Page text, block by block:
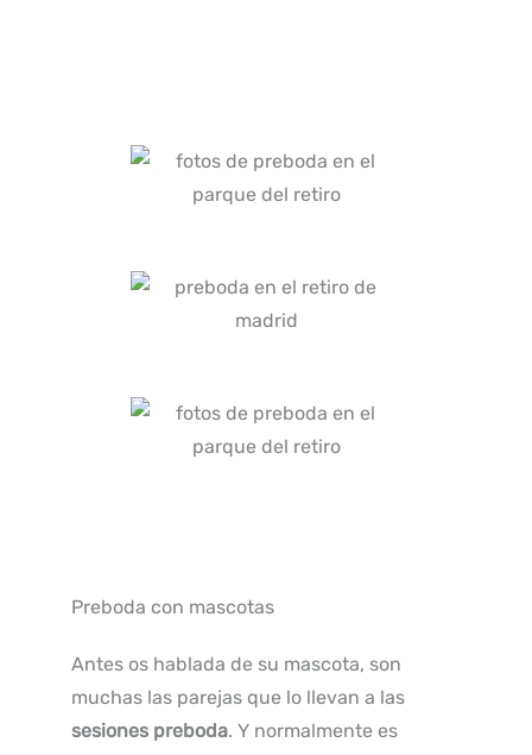
Preboda con mascotas
Antes os hablada de su mascota, son
muchas las parejas que lo llevan a las
sesiones preboda. Y normalmente es